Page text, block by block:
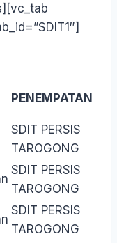
PENEMPATAN
SDIT PERSIS
TAROGONG
SDIT PERSIS
TAROGONG
SDIT PERSIS
TAROGONG